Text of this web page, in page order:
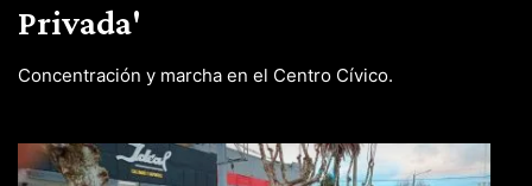
Privada'
Concentración y marcha en el Centro Cívico.